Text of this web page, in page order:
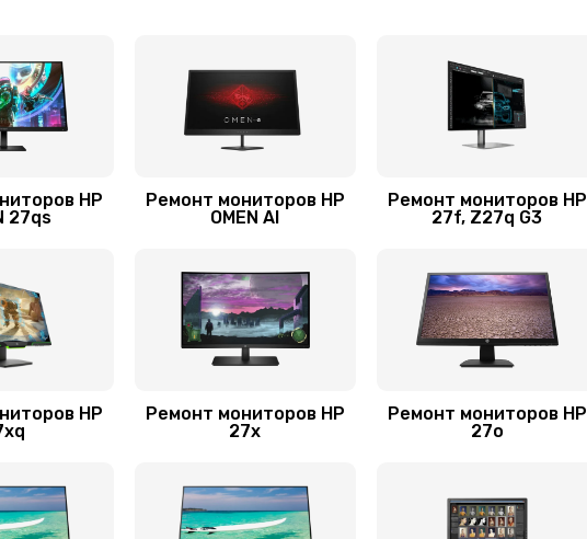
HP
27qs
Ремонт мониторов HP
OMEN AI
Ремонт мониторов HP
27f, Z27q G3
HP
Ремонт мониторов HP
27x
Ремонт мониторов HP
27o